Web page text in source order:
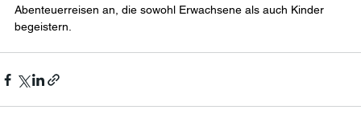
Abenteuerreisen an, die sowohl Erwachsene als auch Kinder
begeistern.